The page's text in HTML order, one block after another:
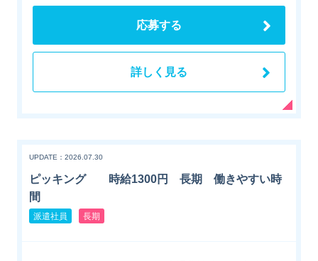
応募する
詳しく見る
UPDATE：2026.07.30
ピッキング 時給1300円 長期 働きやすい時
間
派遣社員 長期